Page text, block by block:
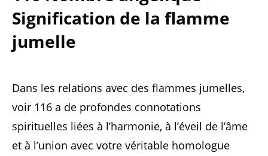
Signification de la flamme
jumelle
Dans les relations avec des flammes jumelles,
voir 116 a de profondes connotations
spirituelles liées à l’harmonie, à l’éveil de l’âme
et à l’union avec votre véritable homologue